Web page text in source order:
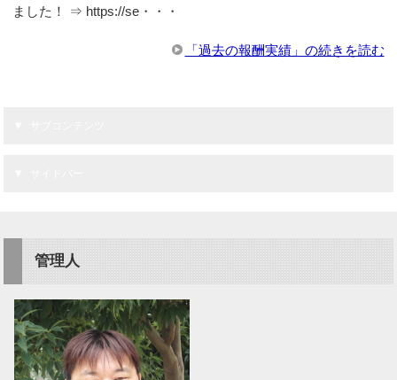
ました！ ⇒ https://se・・・
「過去の報酬実績」の続きを読む
管理人